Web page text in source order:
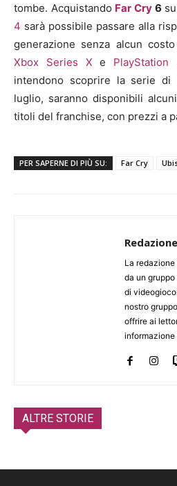
tombe. Acquistando Far Cry 6
4 sarà possibile passare alla
generazione senza alcun
Xbox Series X e PlayStation
intendono scoprire la serie di
luglio, saranno disponibili
titoli del franchise, con prezzi a
PER SAPERNE DI PIÙ SU: Far Cry
Redazione
La redazione
da un
di
nostro
offrire ai
informazione
ALTRE STORIE